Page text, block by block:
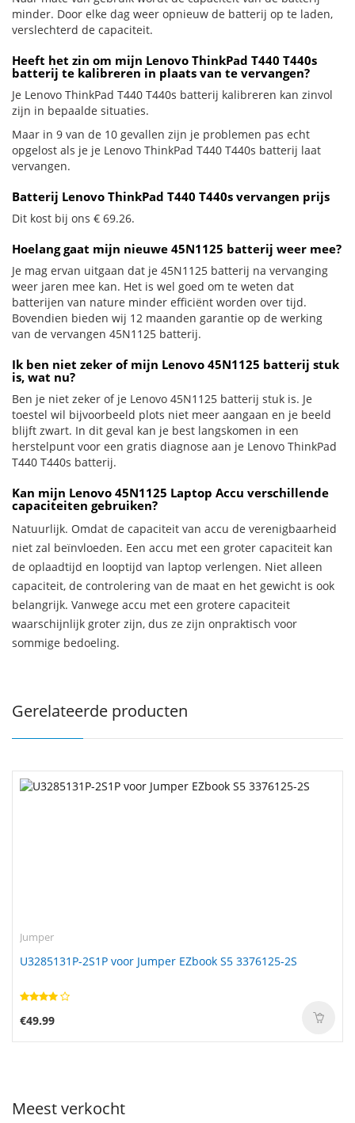
minder. Door elke dag weer opnieuw de batterij op te laden,
verslechterd de capaciteit.
Heeft het zin om mijn Lenovo ThinkPad T440 T440s
batterij te kalibreren in plaats van te vervangen?
Je Lenovo ThinkPad T440 T440s batterij kalibreren kan zinvol
zijn in bepaalde situaties.
Maar in 9 van de 10 gevallen zijn je problemen pas echt
opgelost als je je Lenovo ThinkPad T440 T440s batterij laat
vervangen.
Batterij Lenovo ThinkPad T440 T440s vervangen prijs
Dit kost bij ons € 69.26.
Hoelang gaat mijn nieuwe 45N1125 batterij weer mee?
Je mag ervan uitgaan dat je 45N1125 batterij na vervanging
weer jaren mee kan. Het is wel goed om te weten dat
batterijen van nature minder efficiënt worden over tijd.
Bovendien bieden wij 12 maanden garantie op de werking
van de vervangen 45N1125 batterij.
Ik ben niet zeker of mijn Lenovo 45N1125 batterij stuk
is, wat nu?
Ben je niet zeker of je Lenovo 45N1125 batterij stuk is. Je
toestel wil bijvoorbeeld plots niet meer aangaan en je beeld
blijft zwart. In dit geval kan je best langskomen in een
herstelpunt voor een gratis diagnose aan je Lenovo ThinkPad
T440 T440s batterij.
Kan mijn Lenovo 45N1125 Laptop Accu verschillende
capaciteiten gebruiken?
Natuurlijk. Omdat de capaciteit van accu de verenigbaarheid
niet zal beïnvloeden. Een accu met een groter capaciteit kan
de oplaadtijd en looptijd van laptop verlengen. Niet alleen
capaciteit, de controlering van de maat en het gewicht is ook
belangrijk. Vanwege accu met een grotere capaciteit
waarschijnlijk groter zijn, dus ze zijn onpraktisch voor
sommige bedoeling.
Gerelateerde producten
Jumper
U3285131P-2S1P voor Jumper EZbook S5 3376125-2S
€49.99
Meest verkocht